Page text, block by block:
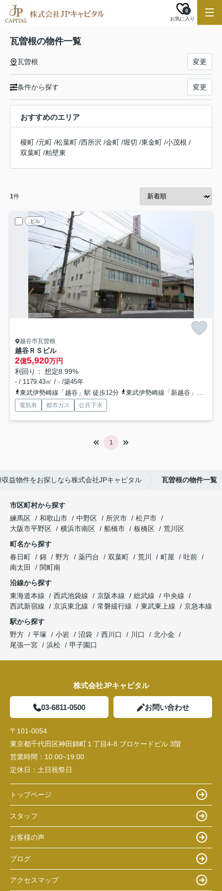
お気に入り
0
瓦曽根の物件一覧
瓦曽根 変更
条件から探す 変更
おすすめのエリア
榎町 /元町 /松葉町 /西所沢 /金町 /堀切 /東金町 /小茂根 /
双葉町 /粕壁東
1件
ビル
越谷市瓦曽根
越谷ＲＳビル
2億5,920万円
利回り： 想定8.99%
- / 1179.43㎡ / - /築45年
東武伊勢崎線「越谷」駅 徒歩12分
東武伊勢崎線「新越谷」駅 徒歩12分
電気有 都市ガス 公共下水
1
益物件をお探しなら株式会社JPキャピタル 瓦曽根の物件一覧
市区町村から探す
練馬区
和歌山市 中野区 所沢市
松戸市
大阪市平野区
横浜市南区 船橋市 板橋区
荒川区
町名から探す
春日町
錦 野方 薬円台 双葉町 荒川 町屋
吐前
南太田
関町南
沿線から探す
東海道本線
西武池袋線 京阪本線 総武線
中央線
西武新宿線
京浜東北線 常磐緩行線 東武東上線
京急本線
駅から探す
野方
平塚 小岩 沼袋 西川口 川口
北小金
尾張一宮
浜松 甲子園口
株式会社JPキャピタル
03-6811-0500 お問い合わせ
〒101-0054
東京都千代田区神田錦町１丁目4-8 ブロケードビル 3階
営業時間： 10:00~19:00
定休日： 土日祝祭日
トップページ
スタッフ
お客様の声
ブログ
アクセスマップ